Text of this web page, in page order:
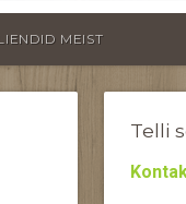
MEIST
Telli